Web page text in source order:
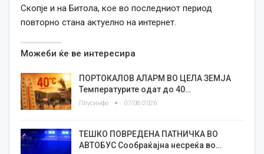
Скопје и на Битола, кое во последниот период
повторно стана актуелно на интернет.
Можеби ќе ве интересира
ПОРТОКАЛОВ АЛАРМ ВО ЦЕЛА ЗЕМЈА
Температурите одат до 40…
Плусинфо 07/08/2026
ТЕШКО ПОВРЕДЕНА ПАТНИЧКА ВО
АВТОБУС Сообраќајна несреќа во…